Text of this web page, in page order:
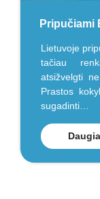
Pripučiami
Lietuvoje
tačiau
atsižvelgti
Prastos
sugadinti…